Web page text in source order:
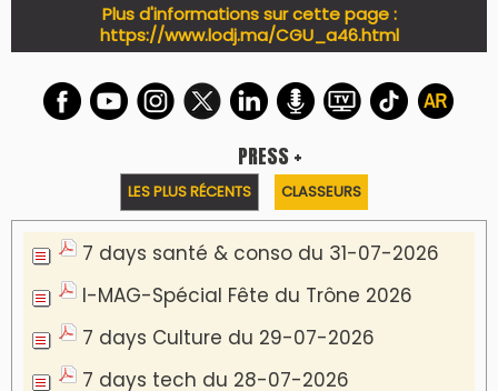
Plus d'informations sur cette page :
https://www.lodj.ma/CGU_a46.html
PRESS +
LES PLUS RÉCENTS CLASSEURS
7 days santé & conso du 31-07-2026
I-MAG-Spécial Fête du Trône 2026
7 days Culture du 29-07-2026
7 days tech du 28-07-2026